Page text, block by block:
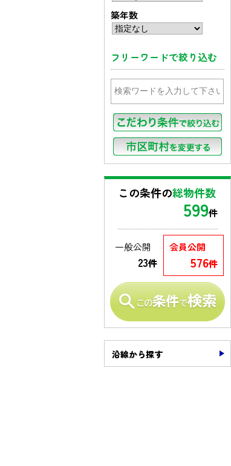
築年数
フリーワードで絞り込む
この条件の総物件数
599件
会員公開
576件
一般公開
23件
沿線から探す